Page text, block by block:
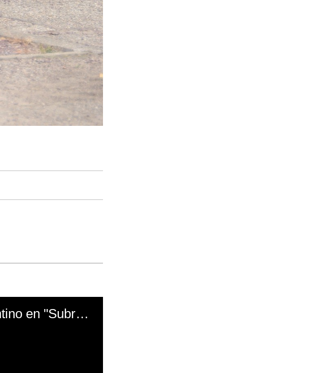
El mal momento de Yanina Gasañol con un hincha argentino en "Subrayado"